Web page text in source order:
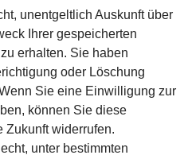
unentgeltlich Auskunft über
Ihrer gespeicherten
erhalten. Sie haben
oder Löschung
Sie eine Einwilligung zur
können Sie diese
Zukunft widerrufen.
unter bestimmten